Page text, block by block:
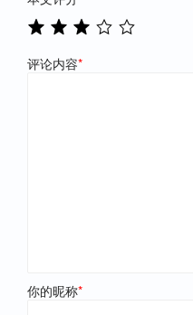
评论内容*
你的昵称*